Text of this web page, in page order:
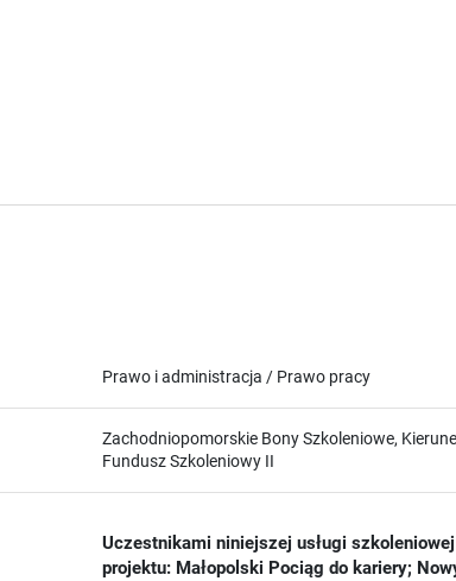
Prawo i administracja / Prawo pracy
Zachodniopomorskie Bony Szkoleniowe,
Fundusz Szkoleniowy II
Uczestnikami niniejszej usługi
projektu: Małopolski Pociąg do kariery;